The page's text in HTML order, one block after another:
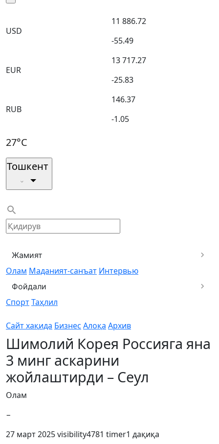
USD
11 886.72
-55.49
EUR
13 717.27
-25.83
RUB
146.37
-1.05
27°C
Тошкент
Жамият
Олам Маданият-санъат Интервью
Фойдали
СпортТаҳлил
Сайт хақида Бизнес Алоқа Архив
Шимолий Корея Россияга яна
3 минг аскарини
жойлаштирди – Сеул
Олам
−
27 март 2025visibility4781 timer1 дақиқа